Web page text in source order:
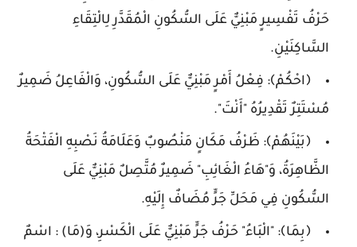
حَرْفُ تَفْسِيرٍ مَبْنِيٌّ عَلَى السُّكُونِ الْمُقَدَّرِ لِالْتِقَاءِ
السَّاكِنَيْنِ.
﴿احْكُمْ﴾: فِعْلُ أَمْرٍ مَبْنِيٌّ عَلَى السُّكُونِ، وَالْفَاعِلُ ضَمِيرٌ
مُسْتَتِرٌ تَقْدِيرُهُ "أَنْتَ".
﴿بَيْنَهُمْ﴾: ظَرْفُ مَكَانٍ مَنْصُوبٌ وَعَلَامَةُ نَصْبِهِ الْفَتْحَةُ
الظَّاهِرَةُ، وَ"هَاءُ الْغَائِبِ" ضَمِيرٌ مُتَّصِلٌ مَبْنِيٌّ عَلَى
السُّكُونِ فِي مَحَلِّ جَرٍّ مُضَافٌ إِلَيْهِ.
﴿بِمَا﴾: "الْبَاءُ" حَرْفُ جَرٍّ مَبْنِيٌّ عَلَى الْكَسْرِ، وَ(مَا) : اسْمٌ